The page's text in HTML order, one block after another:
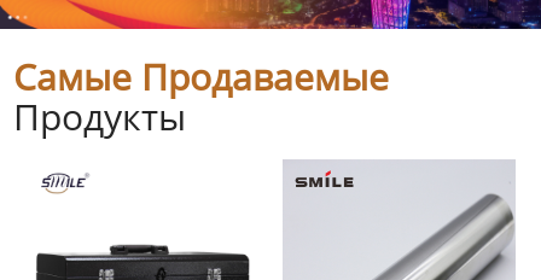
Самые Продаваемые
Продукты